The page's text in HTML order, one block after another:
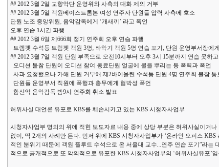
## 2012 3월 2일 교향악단 운영위와 사측의 대화 제의 거부
## 2012 3월 5일 객원베이스트롬본 여성 연주자 단원들 압력 사측에 호소
단원 노조 중앙위원, 음악감독에게 ‘개새끼’ 라고 폭언
오후 연습 1시간 파행
## 2012 3월 6일 제666회 정기 연주회 오후 연습 파행
트렘펫 수석등 트럼펫 객원 3명, 타악기 객원 5명 연습 포기, 단원 운영부서장에
## 2012 3월 7일 객원 단원 부족으로 오전10시부터 오후 3시 15분까지 연습 못하
오디션 불참 단원이 오디션 참여 동료단원 얼굴에 물을 뿌리는 등 폭력과 폭언
사과 요청했으나 가해 단원 거부해 제2바이올린 수석등 단원 4명 연주회 불참 통
단원들 운영부서 직원에 폭행과 총무에게 협박성 폭언
함신익 음악감독 밤9시 연주회 취소 발표
허위사실 대언론 유포로 KBS를 훼손시키고 있는 KBS 시청자사업부
시청자사업부 명의의 위에 적힌 보도자료 내용 중에 상당 부분은 허위사실이거
없이, 딱 2개의 사례만 든다. 먼저 위에 KBS 시청자사업부가 ‘온라인 오피스
적인 분위기 때문에 객원 플루트 수석으로 온 서울대 교수...연주 연습 포기”라
적으로 공개적으로 또 악의적으로 유포한 KBS 시청자사업부의 ‘허위사실유포’